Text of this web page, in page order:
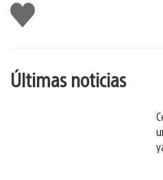
Me
gusta
Últimas noticias